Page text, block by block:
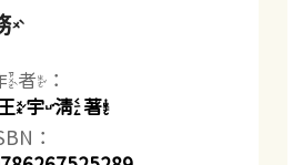
者：
宇清著
：